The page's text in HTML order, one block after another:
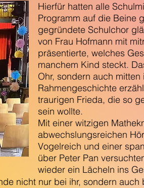
Hierfür hatten alle
Programm auf die Beine
gegründete Schulchor
von Frau Hofmann mit
präsentierte, welches
manchem Kind steckt.
Ohr, sondern auch
Rahmengeschichte
traurigen Frieda, die so
sein wollte.
Mit einer witzigen
abwechslungsreichen
Vogelreich und einer
über Peter Pan
wieder ein Lächeln ins
nicht nur bei ihr, sondern auch